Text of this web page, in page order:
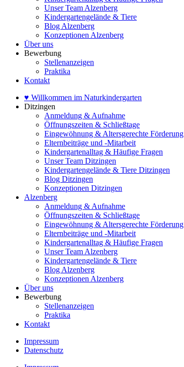
Unser Team Alzenberg
Kindergartengelände & Tiere
Blog Alzenberg
Konzeptionen Alzenberg
Über uns
Bewerbung
Stellenanzeigen
Praktika
Kontakt
♥ Willkommen im Naturkindergarten
Ditzingen
Anmeldung & Aufnahme
Öffnungszeiten & Schließtage
Eingewöhnung & Altersgerechte Förderung
Elternbeiträge und -Mitarbeit
Kindergartenalltag & Häufige Fragen
Unser Team Ditzingen
Kindergartengelände & Tiere Ditzingen
Blog Ditzingen
Konzeptionen Ditzingen
Alzenberg
Anmeldung & Aufnahme
Öffnungszeiten & Schließtage
Eingewöhnung & Altersgerechte Förderung
Elternbeiträge und -Mitarbeit
Kindergartenalltag & Häufige Fragen
Unser Team Alzenberg
Kindergartengelände & Tiere
Blog Alzenberg
Konzeptionen Alzenberg
Über uns
Bewerbung
Stellenanzeigen
Praktika
Kontakt
Impressum
Datenschutz